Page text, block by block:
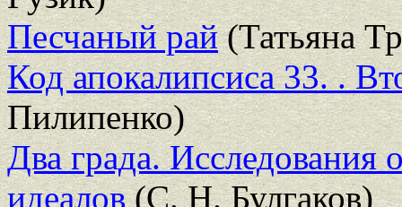
Песчаный рай(Татьяна
Код апокалипсиса 33. .
Пилипенко)
Два града.
идеалов(С. Н. Булгаков)